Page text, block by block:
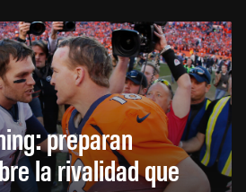
preparan
la rivalidad que